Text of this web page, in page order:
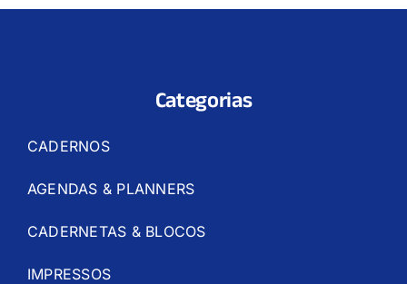
Categorias
CADERNOS
AGENDAS & PLANNERS
CADERNETAS & BLOCOS
IMPRESSOS